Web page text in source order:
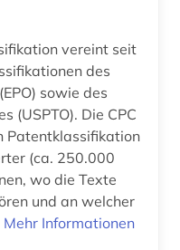
vereint seit
des
sowie des
Die CPC
Patentklassifikation
(ca. 250.000
und an welcher
Mehr Informationen